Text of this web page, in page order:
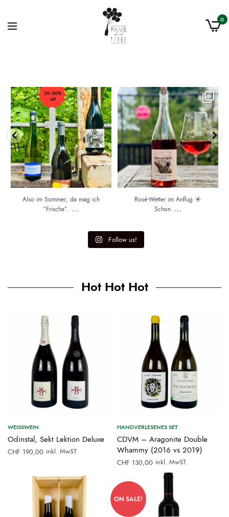
0
Also im Sommer, da mag ich
“Frische”. Trinkfluss....
7 1
Also im Sommer, da mag ich
“Frische”. ...
Rosé-Wetter im Anflug ☀️ Schon
vorbereitet?
...
7 0
Rosé-Wetter im Anflug ☀️
Schon ...
Follow us!
Hot Hot Hot
WEISSWEIN
Odinstal, Sekt Lektion Deluxe
CHF 190,00 inkl. MwST.
HANDVERLESENES SET
CDVM – Aragonite Double
Whammy (2016 vs 2019)
CHF 130,00 inkl. MwST.
ON SALE!